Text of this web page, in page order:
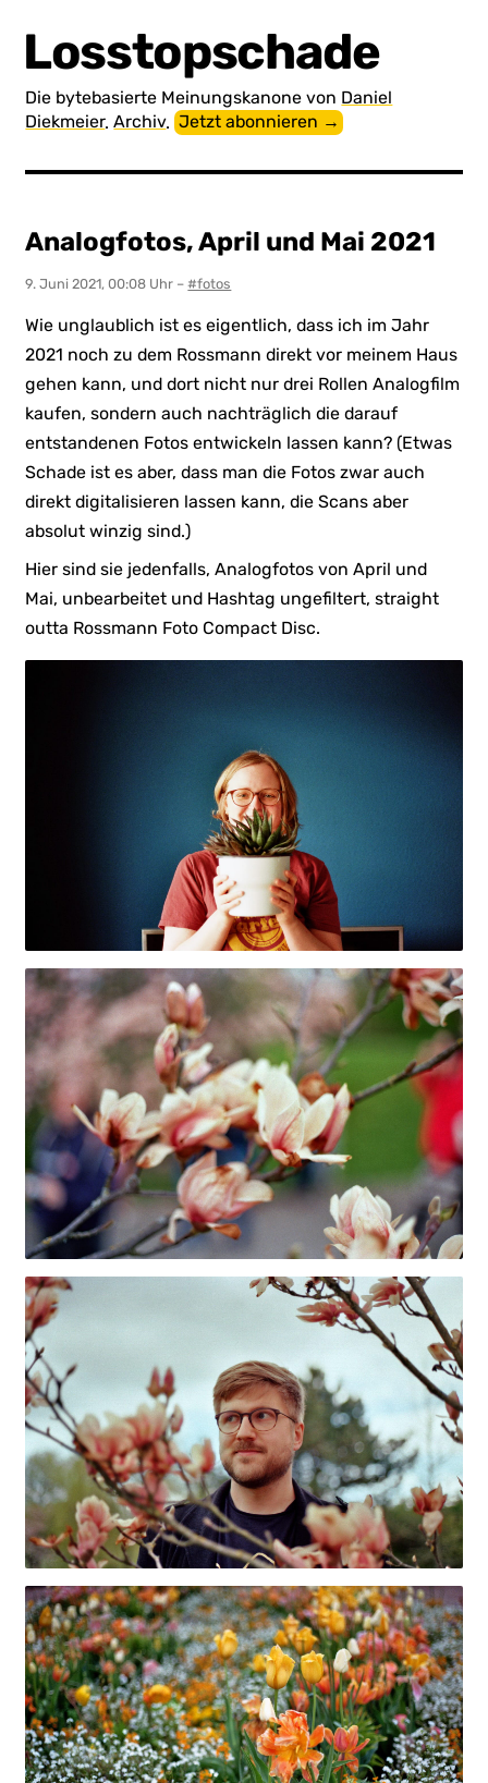
Losstopschade
Die byte­basierte Meinungs­kanone von Daniel
Diekmeier.Archiv.Jetzt abonnieren →
Analogfotos, April und Mai 2021
9. Juni 2021, 00:08 Uhr –#fotos
Wie unglaublich ist es eigentlich, dass ich im Jahr
2021 noch zu dem Rossmann direkt vor meinem Haus
gehen kann, und dort nicht nur drei Rollen Analogfilm
kaufen, sondern auch nachträglich die darauf
entstandenen Fotos entwickeln lassen kann? (Etwas
Schade ist es aber, dass man die Fotos zwar auch
direkt digitalisieren lassen kann, die Scans aber
absolut winzig sind.)
Hier sind sie jedenfalls, Analogfotos von April und
Mai, unbearbeitet und Hashtag ungefiltert, straight
outta Rossmann Foto Compact Disc.